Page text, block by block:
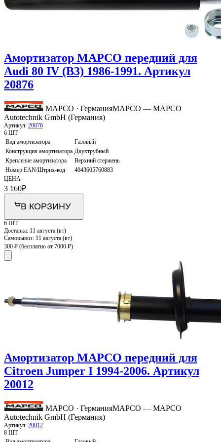
Амортизатор MAPCO передний для
Audi 80 IV (B3) 1986-1991. Артикул
20876
MAPCO · ГерманияMAPCO — MAPCO
Autotechnik GmbH (Германия)
Артикул: 20876
6 ШТ
Вид амортизатора
Газовый
Конструкция амортизатора Двухтрубный
Крепление амортизатора
Верхний стержень
Номер EAN/Штрих-код
4043605760883
ЦЕНА
3 160₽
В КОРЗИНУ
6 ШТ
Доставка: 11 августа (вт)
Самовывоз: 11 августа (вт)
300 ₽ (бесплатно от 7000 ₽)
Амортизатор MAPCO передний для
Citroen Jumper I 1994-2006. Артикул
20012
MAPCO · ГерманияMAPCO — MAPCO
Autotechnik GmbH (Германия)
Артикул: 20012
8 ШТ